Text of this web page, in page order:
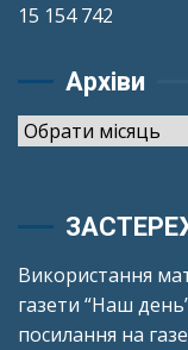
15 154 742
Архіви
Архіви
Використання
газети “Наш
посилання на